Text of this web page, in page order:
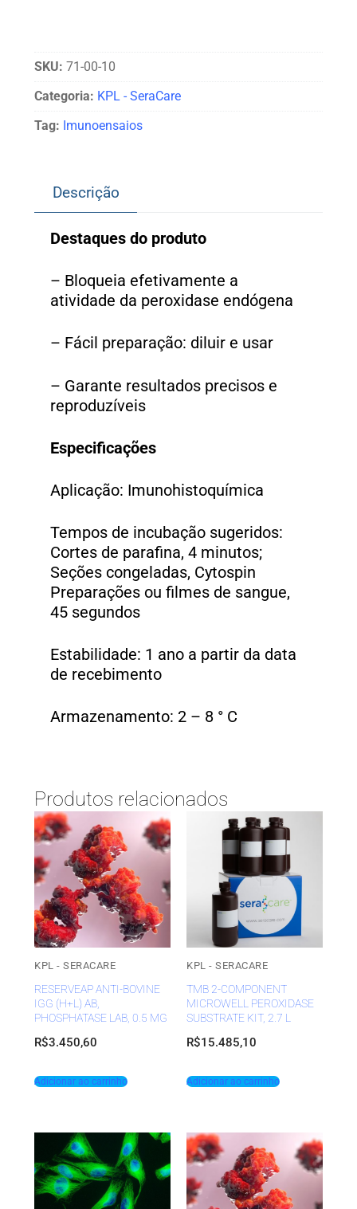
SKU: 71-00-10
Categoria: KPL - SeraCare
Tag: Imunoensaios
Descrição
Destaques do produto
– Bloqueia efetivamente a
atividade da peroxidase endógena
– Fácil preparação: diluir e usar
– Garante resultados precisos e
reproduzíveis
Especificações
Aplicação: Imunohistoquímica
Tempos de incubação sugeridos:
Cortes de parafina, 4 minutos;
Seções congeladas, Cytospin
Preparações ou filmes de sangue,
45 segundos
Estabilidade: 1 ano a partir da data
de recebimento
Armazenamento: 2 – 8 ° C
Produtos relacionados
KPL - SERACARE
RESERVEAP ANTI-BOVINE
IGG (H+L) AB,
PHOSPHATASE LAB, 0.5 MG
R$3.450,60
Adicionar ao carrinho
KPL - SERACARE
TMB 2-COMPONENT
MICROWELL PEROXIDASE
SUBSTRATE KIT, 2.7 L
R$15.485,10
Adicionar ao carrinho